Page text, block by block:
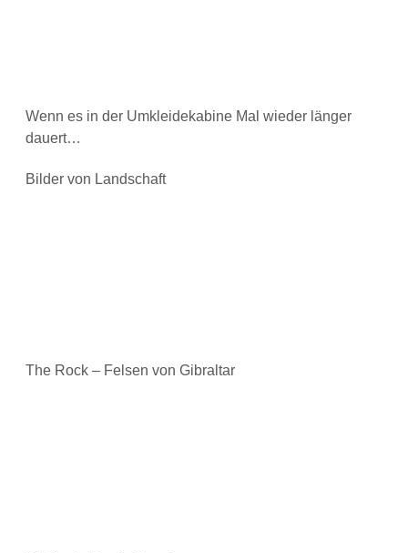
Wenn es in der Umkleidekabine Mal wieder länger
dauert…
Bilder von Landschaft
The Rock – Felsen von Gibraltar